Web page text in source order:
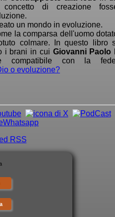
di creazione
un mondo in evoluzione.
la comparsa dell'uomo
colmare. In questo libro
i brani in cui Giovanni Paolo
compatibile con la
o evoluzione?